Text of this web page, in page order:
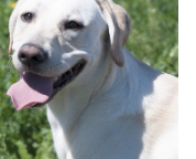
Molekularnej